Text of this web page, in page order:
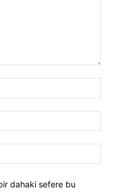
dahaki sefere bu